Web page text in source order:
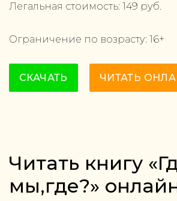
Легальная стоимость: 149 руб.
Ограничение по возрасту: 16+
СКАЧАТЬ ЧИТАТЬ
Читать книгу
мы,где?»